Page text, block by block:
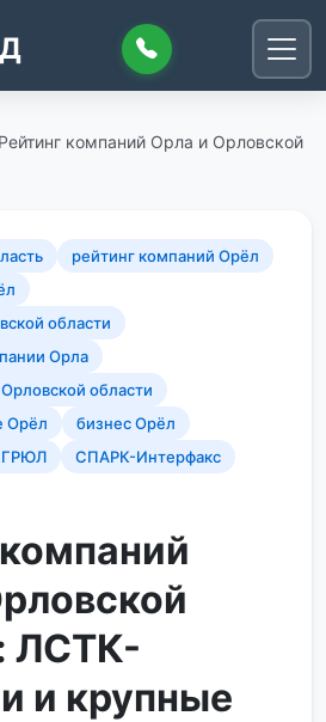
Рейтинг компаний Орла и Орловской
рейтинг компаний Орёл
области
Орла
области
Орёл
бизнес Орёл
СПАРК-Интерфакс
ЛСТК-
и крупные